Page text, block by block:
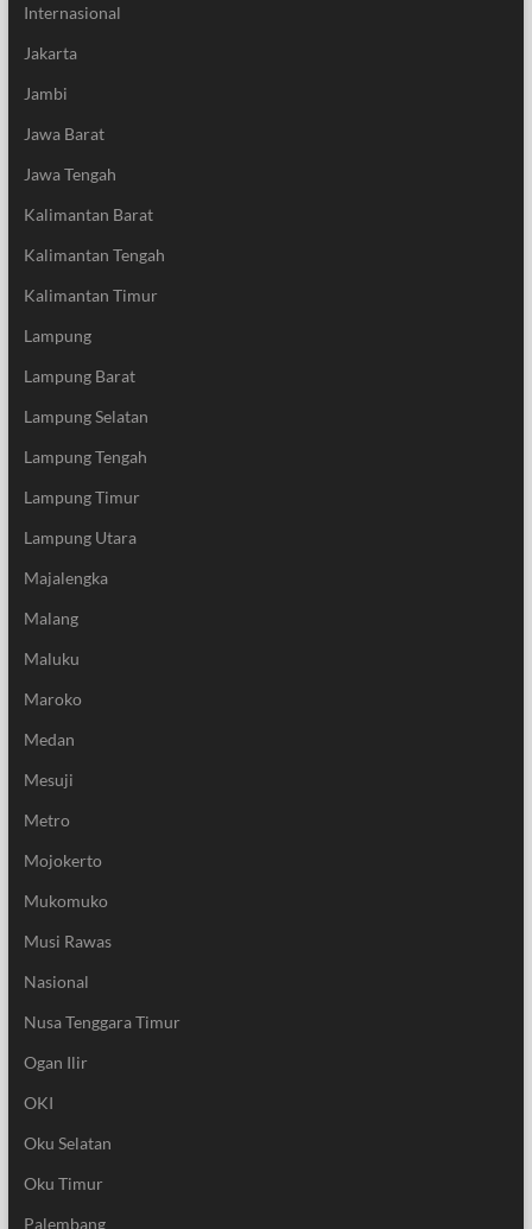
Internasional
Jakarta
Jambi
Jawa Barat
Jawa Tengah
Kalimantan Barat
Kalimantan Tengah
Kalimantan Timur
Lampung
Lampung Barat
Lampung Selatan
Lampung Tengah
Lampung Timur
Lampung Utara
Majalengka
Malang
Maluku
Maroko
Medan
Mesuji
Metro
Mojokerto
Mukomuko
Musi Rawas
Nasional
Nusa Tenggara Timur
Ogan Ilir
OKI
Oku Selatan
Oku Timur
Palembang